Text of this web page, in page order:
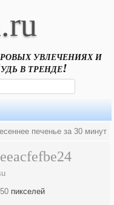
увлечениях и
в тренде!
печенье за 30 минут
пикселей